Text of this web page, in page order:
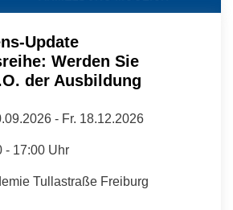
Update
Werden Sie
der Ausbildung
- Fr. 18.12.2026
- 17:00 Uhr
Tullastraße Freiburg